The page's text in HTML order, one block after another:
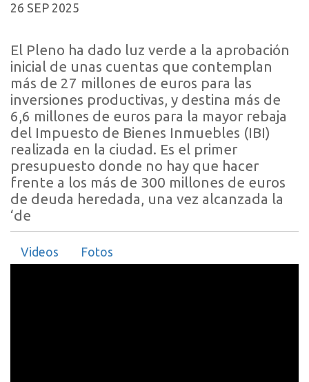
26 SEP 2025
El Pleno ha dado luz verde a la aprobación
inicial de unas cuentas que contemplan
más de 27 millones de euros para las
inversiones productivas, y destina más de
6,6 millones de euros para la mayor rebaja
del Impuesto de Bienes Inmuebles (IBI)
realizada en la ciudad. Es el primer
presupuesto donde no hay que hacer
frente a los más de 300 millones de euros
de deuda heredada, una vez alcanzada la
‘de
Videos Fotos